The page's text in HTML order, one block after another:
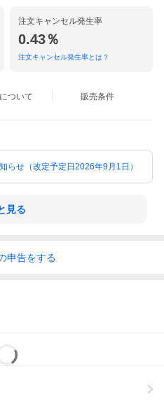
注文キャンセル発生率
0.43％
注文キャンセル発生率とは？
ついて 販売条件
らせ（改定予定日2026年9月1日）
見る
申告をする